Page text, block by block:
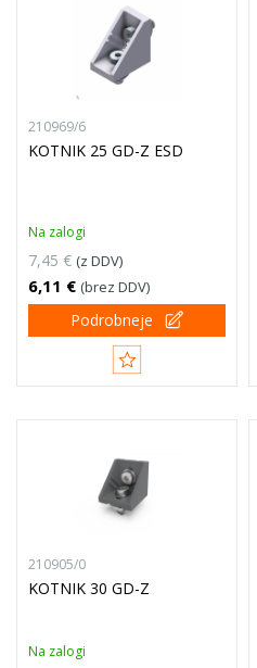
210969/6
KOTNIK 25 GD-Z ESD
Na zalogi
7,45 € (z DDV)
6,11 € (brez DDV)
Podrobneje
210905/0
KOTNIK 30 GD-Z
Na zalogi